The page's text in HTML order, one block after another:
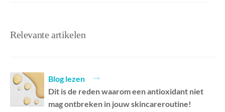
Relevante artikelen
Blog lezen
Dit is de reden waarom een antioxidant niet
mag ontbreken in jouw skincareroutine!